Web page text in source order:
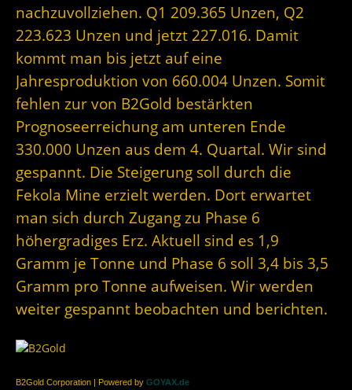
nachzuvollziehen. Q1 209.365 Unzen, Q2
223.623 Unzen und jetzt 227.016. Damit
kommt man bis jetzt auf eine
Jahresproduktion von 660.004 Unzen. Somit
fehlen zur von B2Gold bestärkten
Prognoseerreichung am unteren Ende
330.000 Unzen aus dem 4. Quartal. Wir sind
gespannt. Die Steigerung soll durch die
Fekola Mine erzielt werden. Dort erwartet
man sich durch Zugang zu Phase 6
höhergradiges Erz. Aktuell sind es 1,9
Gramm je Tonne und Phase 6 soll 3,4 bis 3,5
Gramm pro Tonne aufweisen. Wir werden
weiter gespannt beobachten und berichten.
B2Gold Corporation | Powered by GOYAX.de